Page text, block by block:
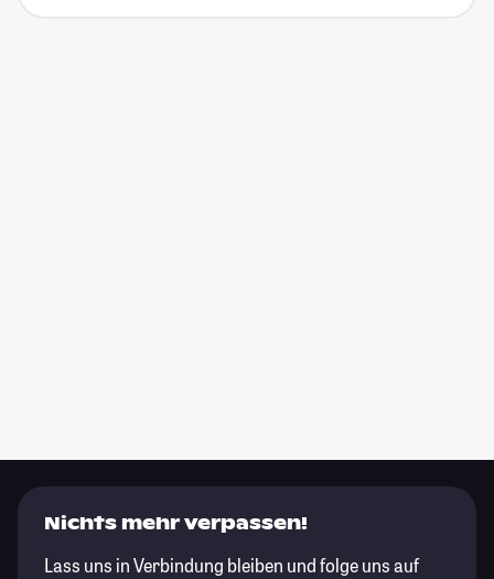
Nichts mehr verpassen!
Lass uns in Verbindung bleiben und folge uns auf